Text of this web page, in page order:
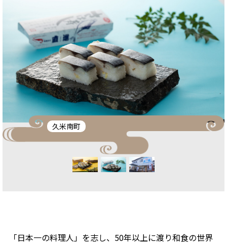
久米南町
「日本一の料理人」を志し、50年以上に渡り和食の世界